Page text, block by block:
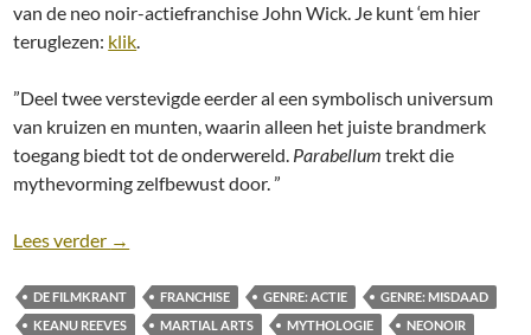
van de neo noir-actiefranchise John Wick. Je kunt ‘em hier
teruglezen: klik.
”Deel twee verstevigde eerder al een symbolisch universum
van kruizen en munten, waarin alleen het juiste brandmerk
toegang biedt tot de onderwereld. Parabellum trekt die
mythevorming zelfbewust door. ”
Lees verder Recensie: John Wick 3: Parabellum [Chad
→
DE FILMKRANT FRANCHISE GENRE: ACTIE
GENRE: MISDAAD
KEANU REEVES
MARTIAL ARTS MYTHOLOGIE
NEONOIR